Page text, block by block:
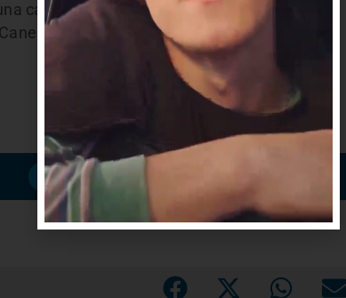
campaña en la que el Frente Amplio espera
y ampliar su respaldo en los
Suscribirme